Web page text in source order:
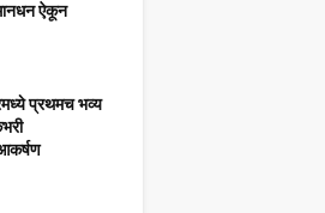
ऐकून
प्रथमच भव्य